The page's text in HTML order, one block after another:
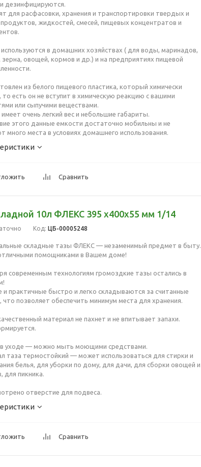
дезинфицируются.
для расфасовки, хранения и транспортировки твердых и
продуктов, жидкостей, смесей, пищевых концентратов и
в домашних хозяйствах ( для воды, маринадов,
зерна, овощей, кормов и др.) и на предприятиях пищевой
из белого пищевого пластика, который химически
то есть он не вступит в химическую реакцию с вашими
или сыпучими веществами.
очень легкий вес и небольшие габариты.
этого данные емкости достаточно мобильны и не
много места в условиях домашнего использования.
Сравнить
10л ФЛЕКС 395 x400x55 мм 1/14
Код: ЦБ-00005248
складные тазы ФЛЕКС — незаменимый предмет в быту.
помощниками в Вашем доме!
современным технологиям громоздкие тазы остались в
и практичные быстро и легко складываются за считанные
что позволяет обеспечить минимум места для хранения.
материал не пахнет и не впитывает запахи.
уходе — можно мыть моющими средствами.
таза термостойкий — может использоваться для стирки и
белья, для уборки по дому, для дачи, для сборки овощей и
для пикника.
отверстие для подвеса.
Сравнить